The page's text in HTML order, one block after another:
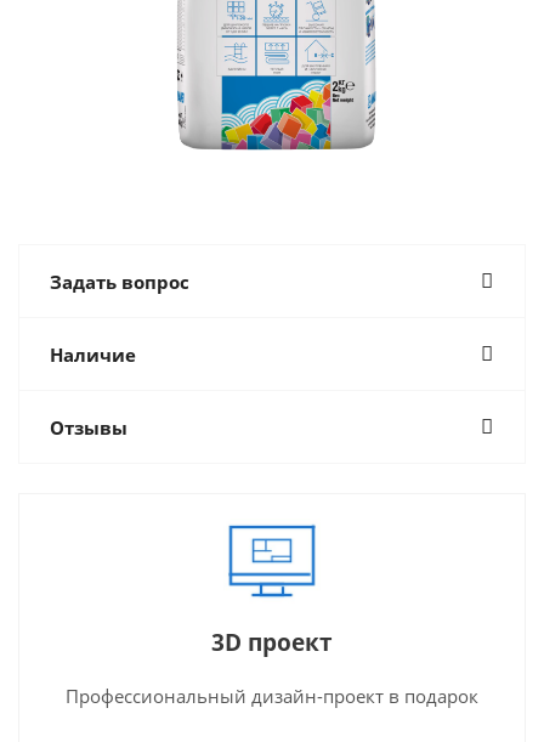
Задать вопрос
Наличие
Отзывы
3D проект
Профессиональный дизайн-проект в подарок